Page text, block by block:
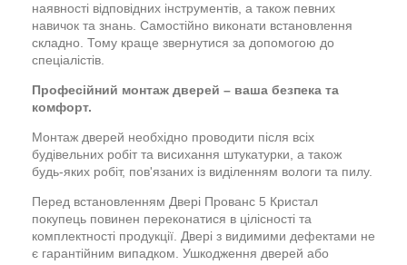
наявності відповідних інструментів, а також певних
навичок та знань. Самостійно виконати встановлення
складно. Тому краще звернутися за допомогою до
спеціалістів.
Професійний монтаж дверей – ваша безпека та
комфорт.
Монтаж дверей необхідно проводити після всіх
будівельних робіт та висихання штукатурки, а також
будь-яких робіт, пов'язаних із виділенням вологи та пилу.
Перед встановленням Двері Прованс 5 Кристал
покупець повинен переконатися в цілісності та
комплектності продукції. Двері з видимими дефектами не
є гарантійним випадком. Ушкодження дверей або